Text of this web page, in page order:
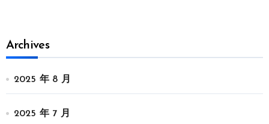
Archives
2025 年 8 月
2025 年 7 月